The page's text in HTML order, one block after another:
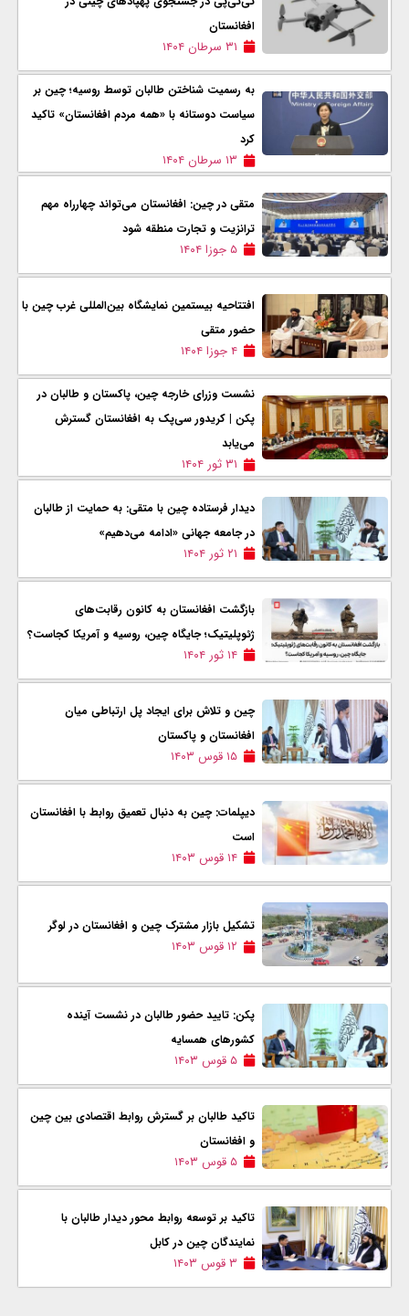
افغانستان
۳۱ سرطان ۱۴۰۴
به رسمیت شناختن طالبان توسط روسیه؛ چین بر
سیاست دوستانه با «همه مردم افغانستان» تاکید
کرد
۱۳ سرطان ۱۴۰۴
متقی در چین: افغانستان می‌تواند چهارراه مهم
ترانزیت و تجارت منطقه شود
۵ جوزا ۱۴۰۴
افتتاحیه بیستمین نمایشگاه بین‌المللی غرب چین با
حضور متقی
۴ جوزا ۱۴۰۴
نشست وزرای خارجه چین، پاکستان و طالبان در
پکن | کریدور سی‌پک به افغانستان گسترش
می‌یابد
۳۱ ثور ۱۴۰۴
دیدار فرستاده چین با متقی: به حمایت از طالبان
در جامعه جهانی «ادامه می‌دهیم»
۲۱ ثور ۱۴۰۴
بازگشت افغانستان به کانون رقابت‌های
ژئوپلیتیک؛ جایگاه چین، روسیه و آمریکا کجاست؟
۱۴ ثور ۱۴۰۴
چین و تلاش برای ایجاد پل ارتباطی میان
افغانستان و پاکستان
۱۵ قوس ۱۴۰۳
دیپلمات: چین به دنبال تعمیق روابط با افغانستان
است
۱۴ قوس ۱۴۰۳
تشکیل بازار مشترک چین و افغانستان در لوگر
۱۲ قوس ۱۴۰۳
پکن: تایید حضور طالبان در نشست آینده
کشورهای همسایه
۵ قوس ۱۴۰۳
تاکید طالبان بر گسترش روابط اقتصادی بین چین
و افغانستان
۵ قوس ۱۴۰۳
تاکید بر توسعه روابط محور دیدار طالبان با
نمایندگان چین در کابل
۳ قوس ۱۴۰۳